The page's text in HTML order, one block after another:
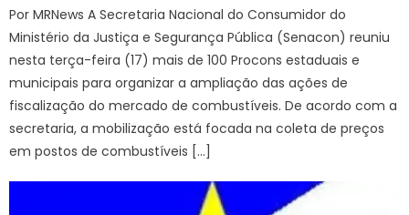
Por MRNews A Secretaria Nacional do Consumidor do
Ministério da Justiça e Segurança Pública (Senacon) reuniu
nesta terça-feira (17) mais de 100 Procons estaduais e
municipais para organizar a ampliação das ações de
fiscalização do mercado de combustíveis. De acordo com a
secretaria, a mobilização está focada na coleta de preços
em postos de combustíveis […]